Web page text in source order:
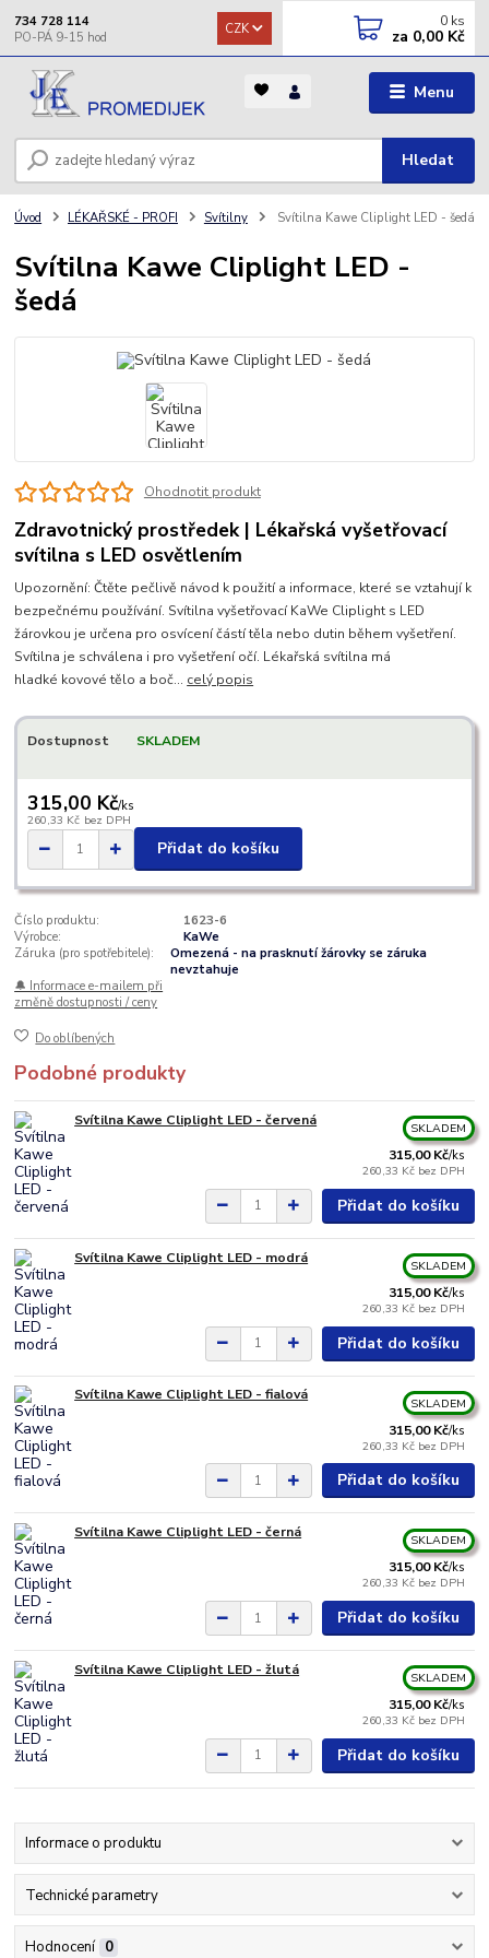
Menu
CZK
Hledat
734 728 114 0 ks
za 0,00 Kč
Úvod LÉKAŘSKÉ - PROFI Svítilny Svítilna Kawe Cliplight LED - šedá
Svítilna Kawe Cliplight LED -
šedá
Ohodnotit produkt
Zdravotnický prostředek | Lékařská vyšetřovací
svítilna s LED osvětlením
Upozornění: Čtěte pečlivě návod k použití a informace, které se vztahují k
bezpečnému používání. Svítilna vyšetřovací KaWe Cliplight s LED
žárovkou je určena pro osvícení částí těla nebo dutin během vyšetření.
Svítilna je schválena i pro vyšetření očí. Lékařská svítilna má
hladké kovové tělo a boč... celý popis
Dostupnost SKLADEM
315,00 Kč/ks
260,33 Kč bez DPH
Přidat do košíku
Číslo produktu:
1623-6
Výrobce:
KaWe
Záruka (pro spotřebitele):
Omezená - na prasknutí žárovky se záruka
nevztahuje
🔔 Informace e-mailem při
změně dostupnosti / ceny
Do oblíbených
Podobné produkty
Svítilna Kawe Cliplight LED - červená
315,00 Kč/ks
260,33 Kč bez DPH
SKLADEM
Přidat do košíku
Svítilna Kawe Cliplight LED - modrá
315,00 Kč/ks
260,33 Kč bez DPH
SKLADEM
Přidat do košíku
Svítilna Kawe Cliplight LED - fialová
315,00 Kč/ks
260,33 Kč bez DPH
SKLADEM
Přidat do košíku
Svítilna Kawe Cliplight LED - černá
315,00 Kč/ks
260,33 Kč bez DPH
SKLADEM
Přidat do košíku
Svítilna Kawe Cliplight LED - žlutá
315,00 Kč/ks
260,33 Kč bez DPH
SKLADEM
Přidat do košíku
Informace o produktu
Technické parametry
Hodnocení 0